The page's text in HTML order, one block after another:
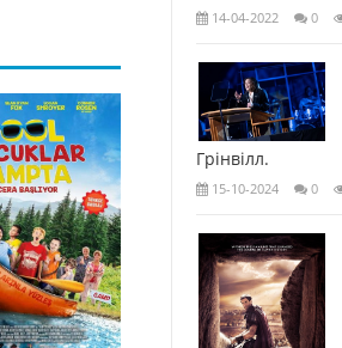
14-04-2022 0
Грінвілл.
15-10-2024 0